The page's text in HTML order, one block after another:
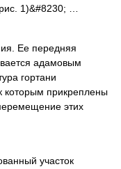
1)&#8230; …
Ее передняя
адамовым
гортани
которым прикреплены
этих
участок